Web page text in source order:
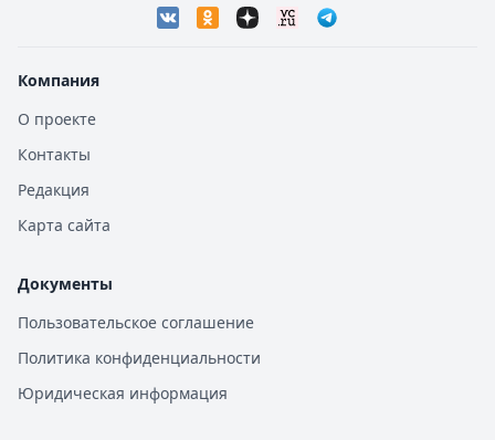
Компания
О проекте
Контакты
Редакция
Карта сайта
Документы
Пользовательское соглашение
Политика конфиденциальности
Юридическая информация